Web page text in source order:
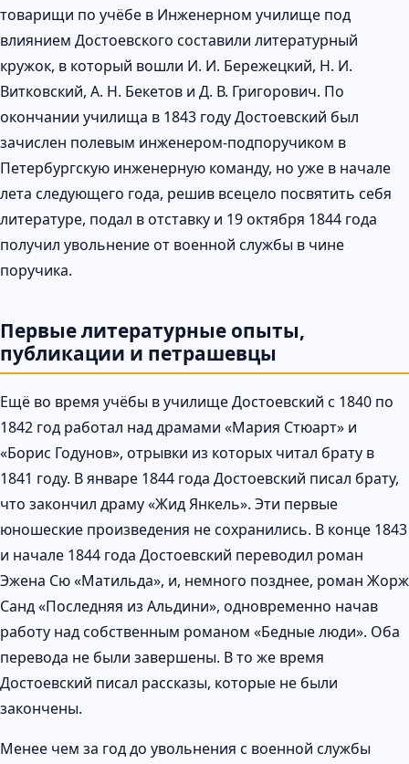
товарищи по учёбе в Инженерном училище под
влиянием Достоевского составили литературный
кружок, в который вошли И. И. Бережецкий, Н. И.
Витковский, А. Н. Бекетов и Д. В. Григорович. По
окончании училища в 1843 году Достоевский был
зачислен полевым инженером-подпоручиком в
Петербургскую инженерную команду, но уже в начале
лета следующего года, решив всецело посвятить себя
литературе, подал в отставку и 19 октября 1844 года
получил увольнение от военной службы в чине
поручика.
Первые литературные опыты,
публикации и петрашевцы
Ещё во время учёбы в училище Достоевский с 1840 по
1842 год работал над драмами «Мария Стюарт» и
«Борис Годунов», отрывки из которых читал брату в
1841 году. В январе 1844 года Достоевский писал брату,
что закончил драму «Жид Янкель». Эти первые
юношеские произведения не сохранились. В конце 1843
и начале 1844 года Достоевский переводил роман
Эжена Сю «Матильда», и, немного позднее, роман Жорж
Санд «Последняя из Альдини», одновременно начав
работу над собственным романом «Бедные люди». Оба
перевода не были завершены. В то же время
Достоевский писал рассказы, которые не были
закончены.
Менее чем за год до увольнения с военной службы